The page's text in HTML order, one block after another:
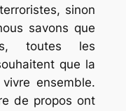
sinon
savons que
toutes les
que la
ensemble.
de propos ont